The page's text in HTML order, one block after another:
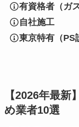
有資格者（ガ
自社施工
東京特有（PS
【2026年最
め業者10選